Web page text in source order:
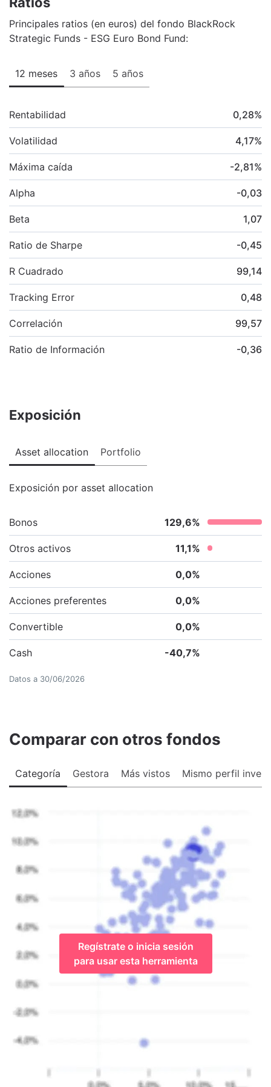
Principales ratios (en euros) del fondo BlackRock
Strategic Funds - ESG Euro Bond Fund:
12 meses 3 años 5 años
Rentabilidad 0,28%
Volatilidad 4,17%
Máxima caída -2,81%
Alpha -0,03
Beta 1,07
Ratio de Sharpe -0,45
R Cuadrado 99,14
Tracking Error 0,48
Correlación 99,57
Ratio de Información -0,36
Exposición
Asset allocation Portfolio
Exposición por asset allocation
Bonos 129,6%
Otros activos 11,1%
Acciones 0,0%
Acciones preferentes 0,0%
Convertible 0,0%
Cash -40,7%
Datos a 30/06/2026
Comparar con otros fondos
Categoría Gestora Más vistos Mismo perfil
Regístrate o inicia sesión
para usar esta herramienta